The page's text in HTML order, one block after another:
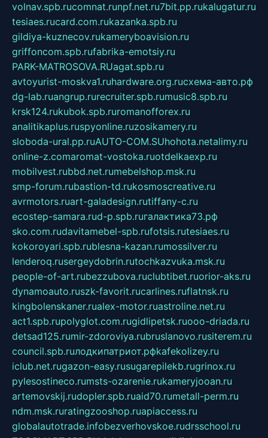
volnav.spb.rucomnat.runpf.net.ru7bit.pp.rukalugatur.ru
tesiaes.rucard.com.rukazanka.spb.ru
gildiya-kuznecov.rukameryboavision.ru
griffoncom.spb.rufabrika-emotsiy.ru
PARK-MATROSOVA.RUagat.spb.ru
avtoyurist-moskva1.ruhardware.org.ruсхема-авто.рф
dg-lab.ruangrup.rurecruiter.spb.rumusic8.spb.ru
krsk124.rukubok.spb.ruromanofforex.ru
analitikaplus.ruspyonline.ruzosikamery.ru
sloboda-ural.pp.ruAUTO-COM.SUhohota.netalimy.ru
online-z.comaromat-vostoka.ruotdelkaexp.ru
mobilvest.rubbd.net.rumebelshop.msk.ru
smp-forum.rubastion-td.rukosmoscreative.ru
avrmotors.ruart-galadesign.rutiffany-c.ru
ecostep-samara.rud-p.spb.ruгалактика73.рф
sko.com.rudavitamebel-spb.rufotsis.rutesiaes.ru
kokoroyari.spb.rublesna-kazan.rumossilver.ru
lenderoq.rusergeydobrin.rutochkazvuka.msk.ru
people-of-art.rubezzubova.ruclubtibet.ruorior-aks.ru
dynamoauto.ruszk-favorit.rucarlines.ruflatnsk.ru
kingbolenskaner.rualex-motor.ruastroline.net.ru
act1.spb.rupolyglot.com.rugidlipetsk.ruooo-driada.ru
detsad125.rumir-zdoroviya.rubruslanovo.rusiterem.ru
council.spb.ruлодкипатриот.рфkafekolizey.ru
iclub.net.rugazon-easy.rusugarepilekb.rugrinox.ru
pylesostineco.rumsts-ozarenie.rukameryjooan.ru
artemovskij.rudopler.spb.ruaid70.rumetall-perm.ru
ndm.msk.ruratingzooshop.ruapiaccess.ru
globalautotrade.infobezverhovskoe.rudrsschool.ru